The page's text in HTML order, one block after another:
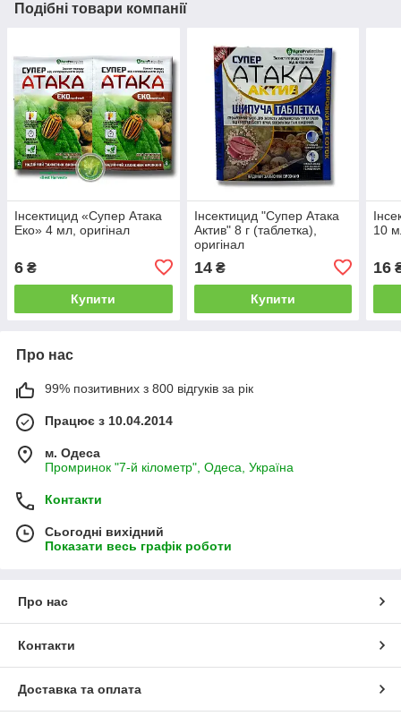
Подібні товари компанії
Інсектицид «Супер Атака
Еко» 4 мл, оригінал
6 ₴
Купити
Інсектицид "Супер Атака
Актив" 8 г (таблетка),
оригінал
14₴
Купити
10
16
Про нас
99% позитивних з 800 відгуків за рік
Працює з 10.04.2014
м. Одеса
Промринок "7-й кілометр", Одеса, Україна
Контакти
Сьогодні вихідний
Показати весь графік роботи
Про нас
Контакти
Доставка та оплата